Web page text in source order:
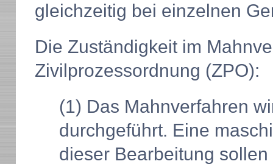
gleichzeitig bei einzelnen
Die Zuständigkeit im
Zivilprozessordnung (ZPO):
(1) Das Mahnverfahren
durchgeführt. Eine
dieser Bearbeitung